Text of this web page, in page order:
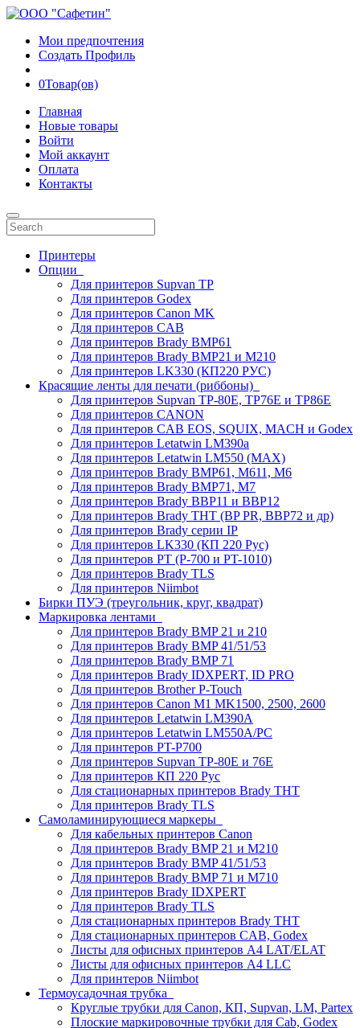
Мои предпочтения
Создать Профиль
0Товар(ов)
Главная
Новые товары
Войти
Мой аккаунт
Оплата
Контакты
Принтеры
Опции
Для принтеров Supvan TP
Для принтеров Godex
Для принтеров Canon MK
Для принтеров CAB
Для принтеров Brady BMP61
Для принтеров Brady BMP21 и M210
Для принтеров LK330 (КП220 РУС)
Красящие ленты для печати (риббоны)
Для принтеров Supvan TP-80E, TP76E и TP86E
Для принтеров CANON
Для принтеров CAB EOS, SQUIX, MACH и Godex
Для принтеров Letatwin LM390a
Для принтеров Letatwin LM550 (MAX)
Для принтеров Brady BMP61, M611, M6
Для принтеров Brady BMP71, M7
Для принтеров Brady BBP11 и BBP12
Для принтеров Brady THT (BP PR, BBP72 и др)
Для принтеров Brady серии IP
Для принтеров LK330 (КП 220 Рус)
Для принтеров PT (P-700 и PT-1010)
Для принтеров Brady TLS
Для принтеров Niimbot
Бирки ПУЭ (треугольник, круг, квадрат)
Маркировка лентами
Для принтеров Brady BMP 21 и 210
Для принтеров Brady BMP 41/51/53
Для принтеров Brady BMP 71
Для принтеров Brady IDXPERT, ID PRO
Для принтеров Brother P-Touch
Для принтеров Canon M1 MK1500, 2500, 2600
Для принтеров Letatwin LM390A
Для принтеров Letatwin LM550A/PC
Для принтеров PT-P700
Для принтеров Supvan TP-80E и 76E
Для принтеров КП 220 Рус
Для стационарных принтеров Brady THT
Для принтеров Brady TLS
Самоламинирующиеся маркеры
Для кабельных принтеров Canon
Для принтеров Brady BMP 21 и M210
Для принтеров Brady BMP 41/51/53
Для принтеров Brady BMP 71 и M710
Для принтеров Brady IDXPERT
Для принтеров Brady TLS
Для стационарных принтеров Brady THT
Для стационарных принтеров CAB, Godex
Листы для офисных принтеров А4 LAT/ELAT
Листы для офисных принтеров А4 LLC
Для принтеров Niimbot
Термоусадочная трубка
Круглые трубки для Canon, КП, Supvan, LM, Partex
Плоские маркировочные трубки для Cab, Godex